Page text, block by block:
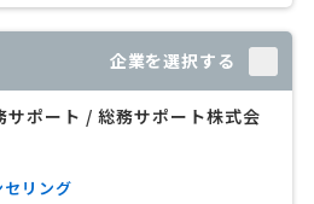
企業を選択する
サポート / 総務サポート株式会
リング